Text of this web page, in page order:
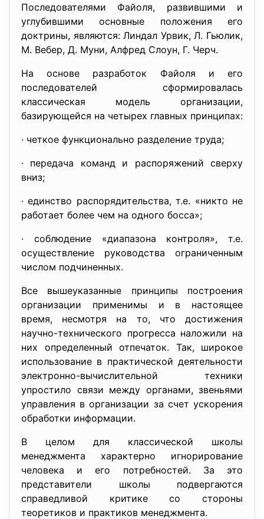
Последователями Файоля, развившими и
углубившими основные положения его
доктрины, являются: Линдал Урвик, Л. Гьюлик,
М. Вебер, Д. Муни, Алфред Слоун, Г. Черч.
На основе разработок Файоля и его
последователей сформировалась
классическая модель организации,
базирующейся на четырех главных принципах:
· четкое функционально разделение труда;
· передача команд и распоряжений сверху
вниз;
· единство распорядительства, т.е. «никто не
работает более чем на одного босса»;
· соблюдение «диапазона контроля», т.е.
осуществление руководства ограниченным
числом подчиненных.
Все вышеуказанные принципы построения
организации применимы и в настоящее
время, несмотря на то, что достижения
научно-технического прогресса наложили на
них определенный отпечаток. Так, широкое
использование в практической деятельности
электронно-вычислительной техники
упростило связи между органами, звеньями
управления в организации за счет ускорения
обработки информации.
В целом для классической школы
менеджмента характерно игнорирование
человека и его потребностей. За это
представители школы подвергаются
справедливой критике со стороны
теоретиков и практиков менеджмента.